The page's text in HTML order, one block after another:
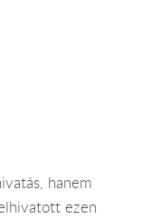
hanem
ezen